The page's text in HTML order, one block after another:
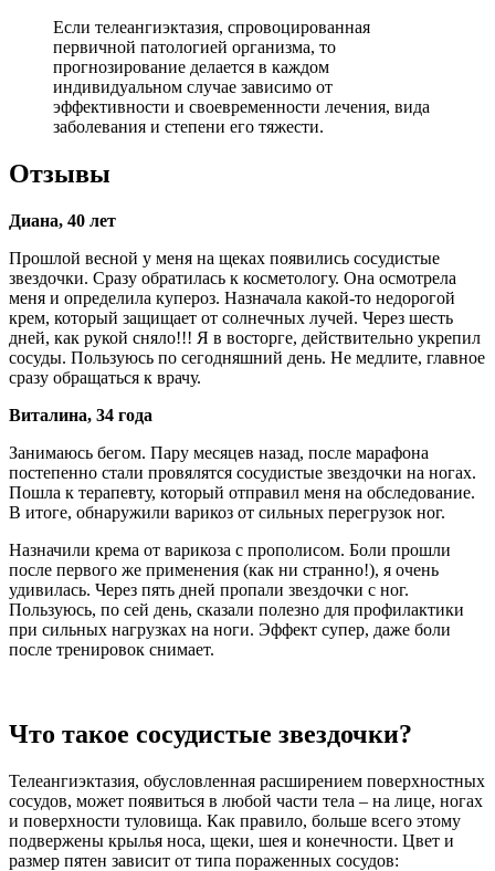
Если телеангиэктазия, спровоцированная
первичной патологией организма, то
прогнозирование делается в каждом
индивидуальном случае зависимо от
эффективности и своевременности лечения, вида
заболевания и степени его тяжести.
Отзывы
Диана, 40 лет
Прошлой весной у меня на щеках появились сосудистые
звездочки. Сразу обратилась к косметологу. Она осмотрела
меня и определила купероз. Назначала какой-то недорогой
крем, который защищает от солнечных лучей. Через шесть
дней, как рукой сняло!!! Я в восторге, действительно укрепил
сосуды. Пользуюсь по сегодняшний день. Не медлите, главное
сразу обращаться к врачу.
Виталина, 34 года
Занимаюсь бегом. Пару месяцев назад, после марафона
постепенно стали провялятся сосудистые звездочки на ногах.
Пошла к терапевту, который отправил меня на обследование.
В итоге, обнаружили варикоз от сильных перегрузок ног.
Назначили крема от варикоза с прополисом. Боли прошли
после первого же применения (как ни странно!), я очень
удивилась. Через пять дней пропали звездочки с ног.
Пользуюсь, по сей день, сказали полезно для профилактики
при сильных нагрузках на ноги. Эффект супер, даже боли
после тренировок снимает.
Что такое сосудистые звездочки?
Телеангиэктазия, обусловленная расширением поверхностных
сосудов, может появиться в любой части тела – на лице, ногах
и поверхности туловища. Как правило, больше всего этому
подвержены крылья носа, щеки, шея и конечности. Цвет и
размер пятен зависит от типа пораженных сосудов: